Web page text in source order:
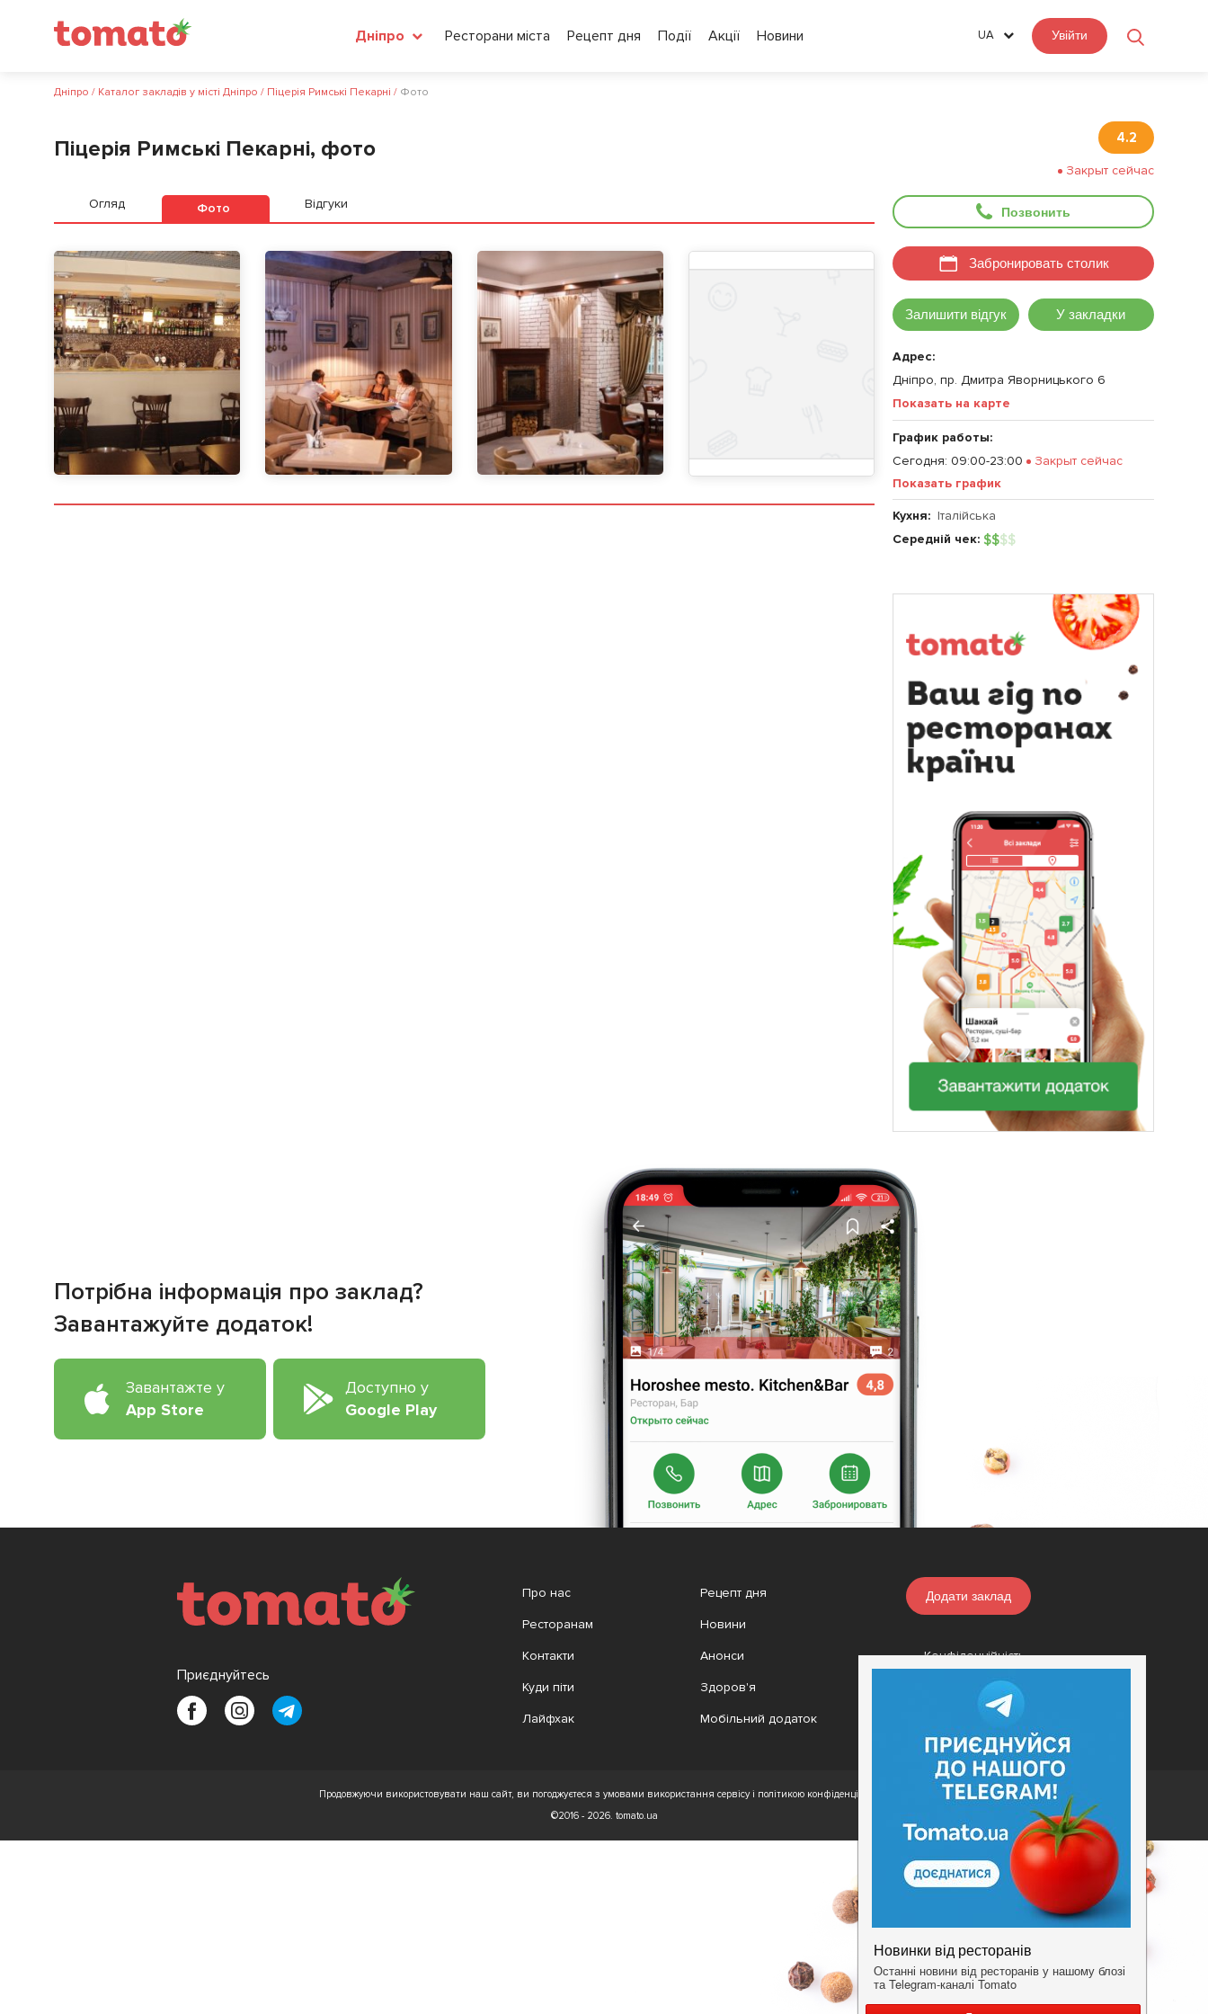
Дніпро Ресторани міста Рецепт дня Події Акції Новини UA Увійти
Дніпро / Каталог закладів у місті Дніпро / Піцерія Римські Пекарні / Фото
Піцерія Римські Пекарні, фото 4.2
Закрыт сейчас
Позвонить
Забронировать столик
Залишити відгук У закладки
Адрес:
Дніпро, пр. Дмитра Яворницького 6
Показать на карте
График работы:
Сегодня: 09:00-23:00
Закрыт сейчас
Показать график
Кухня: Італійська
Середній чек: $$$$
Огляд Фото Відгуки
Потрібна інформація про заклад?
Завантажуйте додаток!
Завантажте у
App Store
Доступно у
Google Play
Приєднуйтесь
Про нас
Ресторанам
Контакти
Куди піти
Лайфхак
Рецепт дня
Новини
Анонси
Здоров'я
Мобільний додаток
Додати заклад
Конфіденційність
Продовжуючи використовувати наш сайт, ви погоджуєтеся з умовами використання сервісу і політикою конфіденційності.
©2016 - 2026. tomato.ua